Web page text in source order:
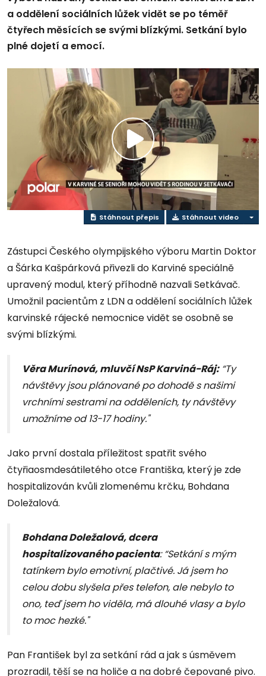
a oddělení sociálních lůžek vidět se po téměř
čtyřech měsících se svými blízkými. Setkání bylo
plné dojetí a emocí.
Přehrát
video
Stáhnout přepis Stáhnout video
Zástupci Českého olympijského výboru Martin Doktor
a Šárka Kašpárková přivezli do Karviné speciálně
upravený modul, který příhodně nazvali Setkávač.
Umožnil pacientům z LDN a oddělení sociálních lůžek
karvinské rájecké nemocnice vidět se osobně se
svými blízkými.
Věra Murínová, mluvčí NsP Karviná-Ráj:“Ty
návštěvy jsou plánované po dohodě s našimi
vrchními sestrami na odděleních, ty návštěvy
umožníme od 13-17 hodiny."
Jako první dostala příležitost spatřit svého
čtyřiaosmdesátiletého otce Františka, který je zde
hospitalizován kvůli zlomenému krčku, Bohdana
Doležalová.
Bohdana Doležalová, dcera
hospitalizovaného pacienta: “Setkání s mým
tatínkem bylo emotivní, plačtivé. Já jsem ho
celou dobu slyšela přes telefon, ale nebylo to
ono, teď jsem ho viděla, má dlouhé vlasy a bylo
to moc hezké."
Pan František byl za setkání rád a jak s úsměvem
prozradil, těší se na holiče a na dobré čepované pivo.